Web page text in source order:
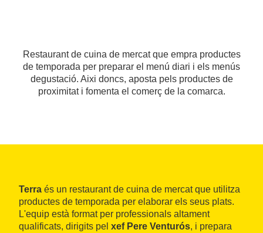
Restaurant de cuina de mercat que empra productes
de temporada per preparar el menú diari i els menús
degustació. Aixi doncs, aposta pels productes de
proximitat i fomenta el comerç de la comarca.
Terra és un restaurant de cuina de mercat que utilitza
productes de temporada per elaborar els seus plats.
L'equip està format per professionals altament
qualificats, dirigits pel xef Pere Venturós, i prepara